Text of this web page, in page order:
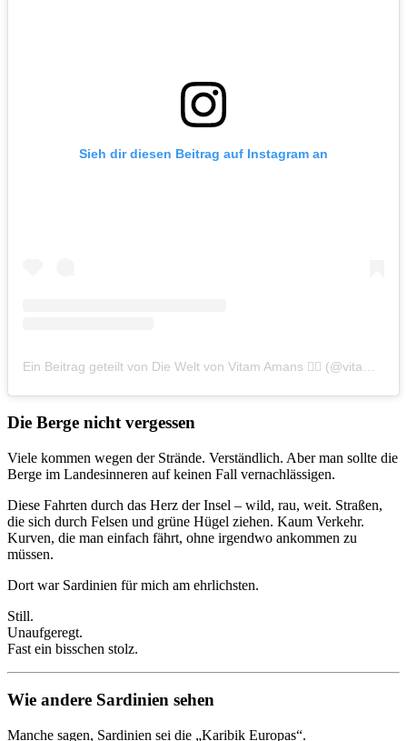
Sieh dir diesen Beitrag auf Instagram an
Die Berge nicht vergessen
Viele kommen wegen der Strände. Verständlich. Aber man sollte die
Berge im Landesinneren auf keinen Fall vernachlässigen.
Diese Fahrten durch das Herz der Insel – wild, rau, weit. Straßen,
die sich durch Felsen und grüne Hügel ziehen. Kaum Verkehr.
Kurven, die man einfach fährt, ohne irgendwo ankommen zu
müssen.
Dort war Sardinien für mich am ehrlichsten.
Still.
Unaufgeregt.
Fast ein bisschen stolz.
Wie andere Sardinien sehen
Manche sagen, Sardinien sei die „Karibik Europas“.